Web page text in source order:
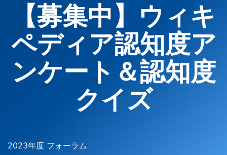
【募集中】ウィキ
ペディア認知度ア
ンケート＆認知度
クイズ
2023年度 フォーラム